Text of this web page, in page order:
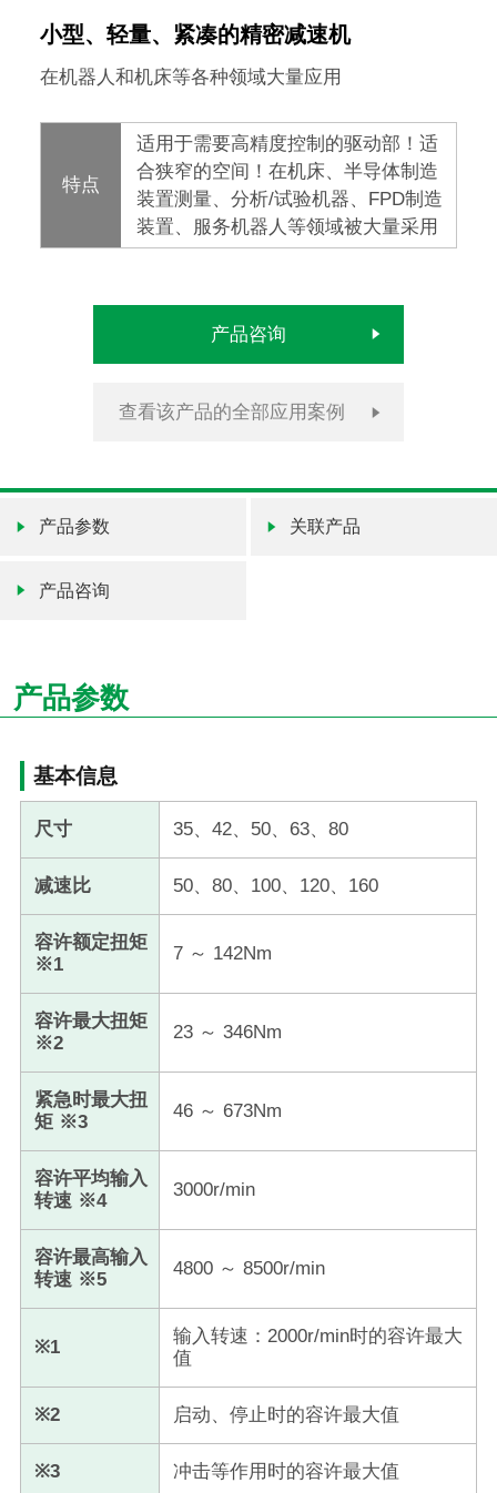
小型、轻量、紧凑的精密减速机
在机器人和机床等各种领域大量应用
特点
适用于需要高精度控制的驱动部！适
合狭窄的空间！在机床、半导体制造
装置测量、分析/试验机器、FPD制造
装置、服务机器人等领域被大量采用
产品咨询
查看该产品的全部应用案例
产品参数 关联产品
产品咨询
产品参数
基本信息
尺寸 35、42、50、63、80
减速比 50、80、100、120、160
容许额定扭矩
※1
7 ～ 142Nm
容许最大扭矩
※2
23 ～ 346Nm
紧急时最大扭
矩 ※3
46 ～ 673Nm
容许平均输入
转速 ※4
3000r/min
容许最高输入
转速 ※5
4800 ～ 8500r/min
※1
输入转速：2000r/min时的容许最大
值
※2 启动、停止时的容许最大值
※3 冲击等作用时的容许最大值